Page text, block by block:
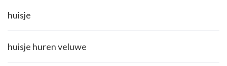
huisje
huisje huren veluwe